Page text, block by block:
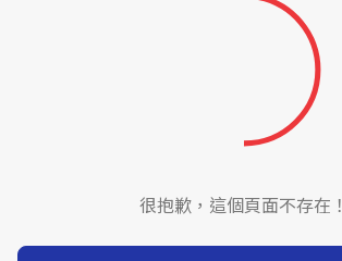
很抱歉，這個頁面不存在！